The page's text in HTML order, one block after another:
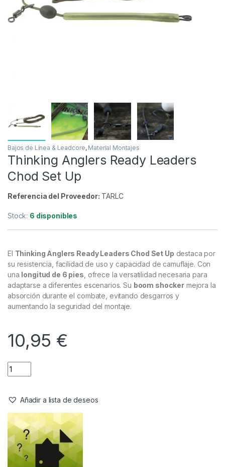
Bajos de Línea & Leadcore, Material Montajes
Thinking Anglers Ready Leaders
Chod Set Up
Referencia del Proveedor: TARLC
Stock: 6 disponibles
El Thinking Anglers Ready Leaders Chod Set Up destaca por
su resistencia, facilidad de uso y capacidad de camuflaje. Con
una longitud de 6 pies , ofrece la versatilidad necesaria para
adaptarse a diferentes escenarios. Su boom shocker mejora la
absorción durante el combate, evitando desgarros y
aumentando la seguridad del montaje.
10,95 €
Añadir a lista de deseos